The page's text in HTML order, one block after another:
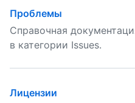
Проблемы
Справочная
в категории Issues.
Лицензии